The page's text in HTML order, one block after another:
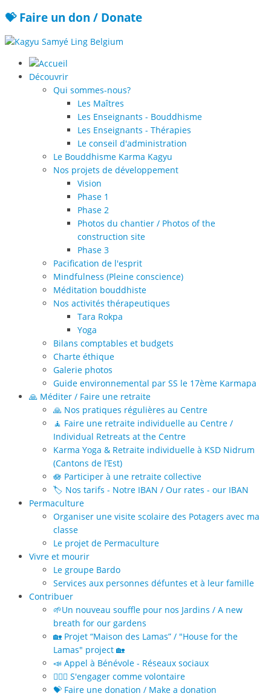
💝 Faire un don / Donate
Découvrir
Qui sommes-nous?
Les Maîtres
Les Enseignants - Bouddhisme
Les Enseignants - Thérapies
Le conseil d'administration
Le Bouddhisme Karma Kagyu
Nos projets de développement
Vision
Phase 1
Phase 2
Photos du chantier / Photos of the
construction site
Phase 3
Pacification de l'esprit
Mindfulness (Pleine conscience)
Méditation bouddhiste
Nos activités thérapeutiques
Tara Rokpa
Yoga
Bilans comptables et budgets
Charte éthique
Galerie photos
Guide environnemental par SS le 17ème Karmapa
🙏 Méditer / Faire une retraite
🙏 Nos pratiques régulières au Centre
🧘 Faire une retraite individuelle au Centre /
Individual Retreats at the Centre
Karma Yoga & Retraite individuelle à KSD Nidrum
(Cantons de l’Est)
🪷 Participer à une retraite collective
🏷️ Nos tarifs - Notre IBAN / Our rates - our IBAN
Permaculture
Organiser une visite scolaire des Potagers avec ma
classe
Le projet de Permaculture
Vivre et mourir
Le groupe Bardo
Services aux personnes défuntes et à leur famille
Contribuer
🌱Un nouveau souffle pour nos Jardins / A new
breath for our gardens
🏡 Projet “Maison des Lamas” / "House for the
Lamas" project 🏡
📣 Appel à Bénévole - Réseaux sociaux
🙋🏻‍♀️ S'engager comme volontaire
💝 Faire une donation / Make a donation